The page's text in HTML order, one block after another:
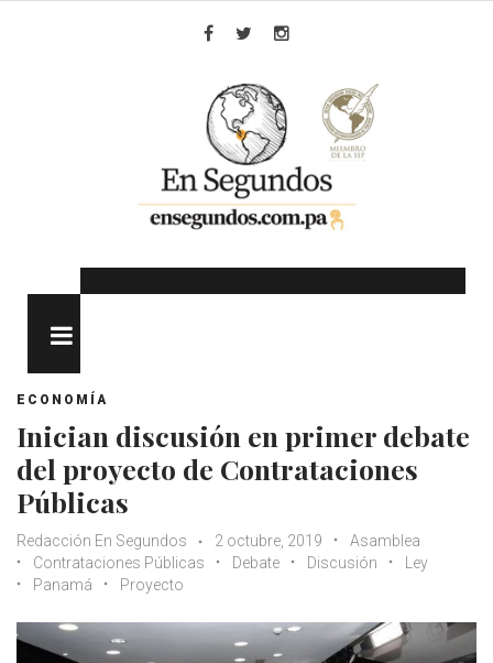
ECONOMÍA
Inician discusión en primer debate
del proyecto de Contrataciones
Públicas
Redacción En Segundos 2 octubre, 2019
Asamblea
Contrataciones Públicas
Debate Discusión
Ley
Panamá
Proyecto